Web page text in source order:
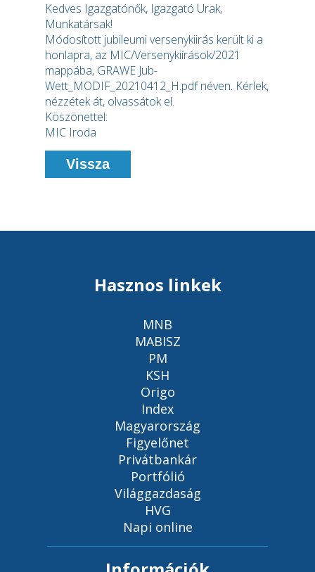
Kedves Igazgatónők, Igazgató Urak,
Munkatársak!
Módosított jubileumi versenykiirás került ki a
honlapra, az MIC/Versenykiírások/2021
mappába, GRAWE Jub-
Wett_MODIF_20210412_H.pdf néven. Kérlek,
nézzétek át, olvassátok el.
Köszönettel:
MIC Iroda
Vissza
Hasznos linkek
MNB
MABISZ
PM
KSH
Origo
Index
Magyarország
Figyelőnet
Privátbankár
Portfólió
Világgazdaság
HVG
Napi online